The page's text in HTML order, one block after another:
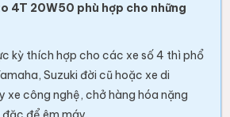
4T 20W50 phù hợp cho những
kỳ thích hợp cho các xe số 4 thì phổ
Suzuki đời cũ hoặc xe di
xe công nghệ, chở hàng hóa nặng